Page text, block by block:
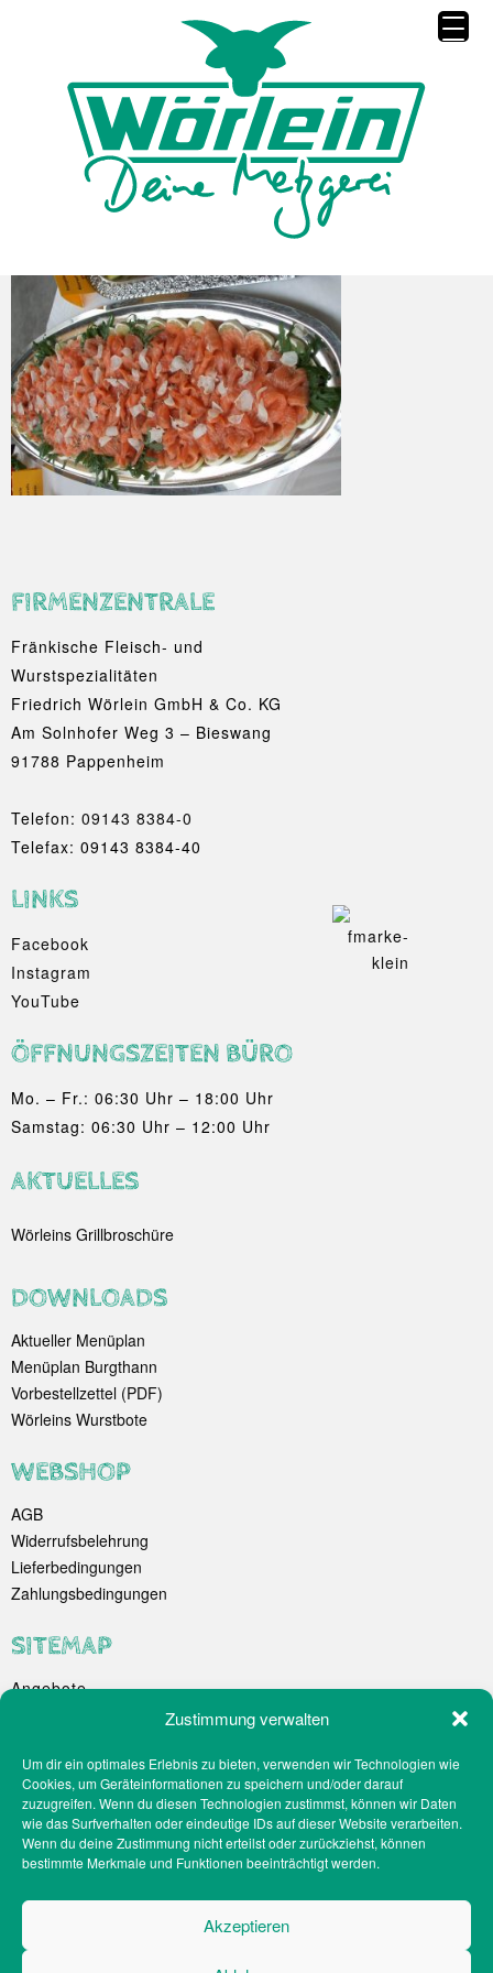
Zustimmung verwalten
Um dir ein optimales Erlebnis zu bieten, verwenden wir Technologien wie
Cookies, um Geräteinformationen zu speichern und/oder darauf
zuzugreifen. Wenn du diesen Technologien zustimmst, können wir Daten
wie das Surfverhalten oder eindeutige IDs auf dieser Website verarbeiten.
Wenn du deine Zustimmung nicht erteilst oder zurückziehst, können
bestimmte Merkmale und Funktionen beeinträchtigt werden.
Akzeptieren
FIRMENZENTRALE
Fränkische Fleisch- und
Wurstspezialitäten
Friedrich Wörlein GmbH & Co. KG
Am Solnhofer Weg 3 – Bieswang
91788 Pappenheim
Telefon: 09143 8384-0
Telefax: 09143 8384-40
LINKS
Facebook
Instagram
YouTube
ÖFFNUNGSZEITEN BÜRO
Mo. – Fr.: 06:30 Uhr – 18:00 Uhr
Samstag: 06:30 Uhr – 12:00 Uhr
AKTUELLES
Wörleins Grillbroschüre
DOWNLOADS
Aktueller Menüplan
Menüplan Burgthann
Vorbestellzettel (PDF)
Wörleins Wurstbote
WEBSHOP
AGB
Widerrufsbelehrung
Lieferbedingungen
Zahlungsbedingungen
SITEMAP
Angebote
Catering
Webshop
Filialen
Kontakt
Teilnahmebedingungen Gewinnspiel
Impressum
Social-Media-Datenschutz